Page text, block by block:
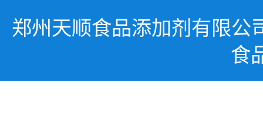
郑州天顺食品添加剂有限公
食